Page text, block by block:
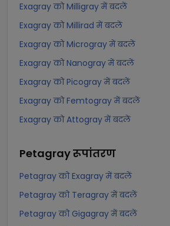
Exagray को Milligray में बदलें
Exagray को Millirad में बदलें
Exagray को Microgray में बदलें
Exagray को Nanogray में बदलें
Exagray को Picogray में बदलें
Exagray को Femtogray में बदलें
Exagray को Attogray में बदलें
Petagrayरूपांतरण
Petagray को Exagray में बदलें
Petagray को Teragray में बदलें
Petagray को Gigagray में बदलें